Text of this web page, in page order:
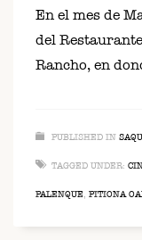
En el mes de
del
Rancho, en
PUBLISHED IN
TAGGED UNDER:
PALENQUE, PITIONA